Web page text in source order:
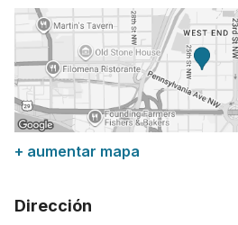
+ aumentar mapa
Dirección